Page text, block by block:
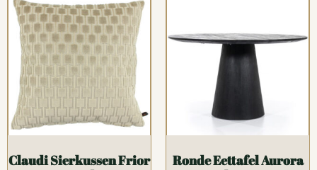
Claudi Sierkussen Frior
Ronde Eettafel Aurora